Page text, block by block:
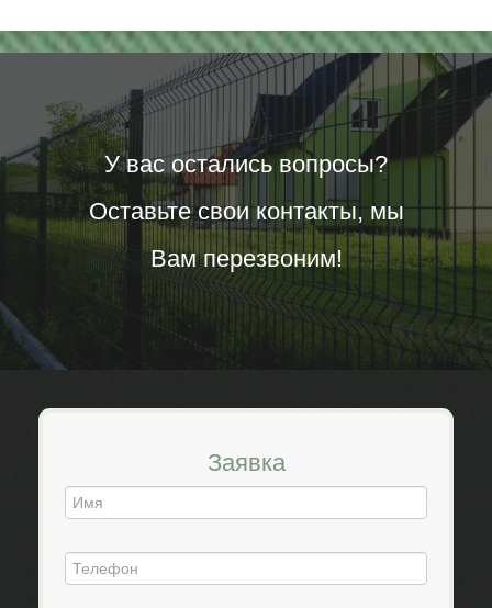
У вас остались вопросы?
Оставьте свои контакты, мы
Вам перезвоним!
Заявка